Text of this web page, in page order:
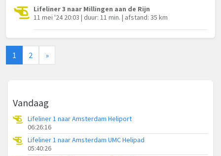
Lifeliner 3 naar Millingen aan de Rijn
11 mei '24 20:03 | duur: 11 min. | afstand: 35 km
1 2 »
Vandaag
Lifeliner 1 naar Amsterdam Heliport
06:26:16
Lifeliner 1 naar Amsterdam UMC Helipad
05:40:26